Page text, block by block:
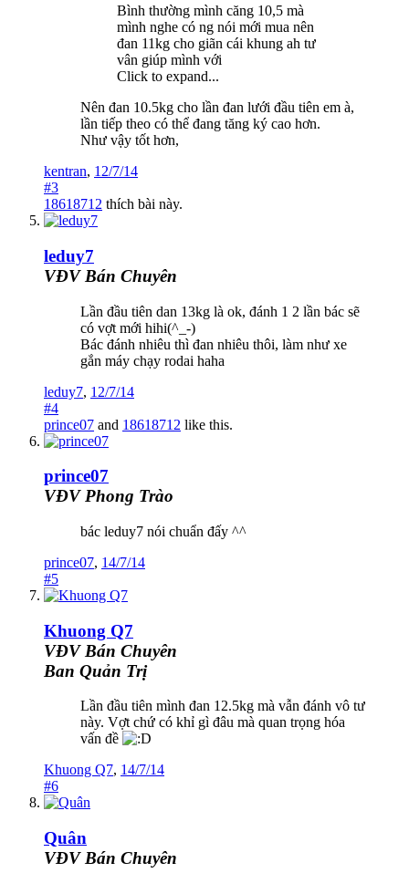
Bình thường mình căng 10,5 mà
mình nghe có ng nói mới mua nên
đan 11kg cho giãn cái khung ah tư
vân giúp mình với
Click to expand...
Nên đan 10.5kg cho lần đan lưới đầu tiên em à,
lần tiếp theo có thể đang tăng ký cao hơn.
Như vậy tốt hơn,
kentran, 12/7/14
#3
18618712 thích bài này.
leduy7
VĐV Bán Chuyên
Lần đầu tiên dan 13kg là ok, đánh 1 2 lần bác sẽ
có vợt mới hihi(^_-)
Bác đánh nhiêu thì đan nhiêu thôi, làm như xe
gắn máy chạy rodai haha
leduy7, 12/7/14
#4
prince07 and 18618712 like this.
prince07
VĐV Phong Trào
bác leduy7 nói chuẩn đấy ^^
prince07, 14/7/14
#5
Khuong Q7
VĐV Bán Chuyên
Ban Quản Trị
Lần đầu tiên mình đan 12.5kg mà vẫn đánh vô tư
này. Vợt chứ có khỉ gì đâu mà quan trọng hóa
vấn đề
Khuong Q7, 14/7/14
#6
Quân
VĐV Bán Chuyên